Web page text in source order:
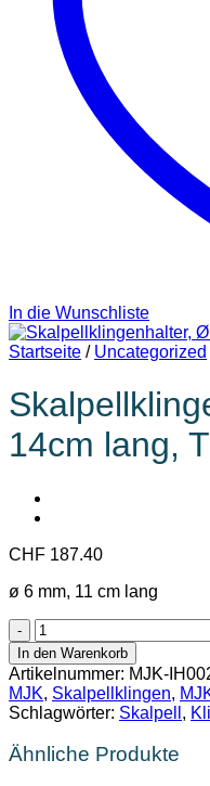
In die Wunschliste
Startseite / Uncategorized
14cm lang,
CHF 187.40
ø 6 mm, 11 cm lang
Skalpellklingenhalter,
Ø
8mm,
14cm
lang,
Titan
Menge
In den Warenkorb
Artikelnummer: MJK-
MJK, Skalpellklingen,
Schlagwörter: Skalpell ,
Ähnliche Produkte